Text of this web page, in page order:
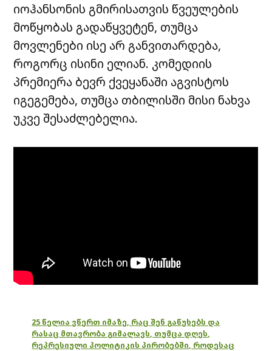
იოჰანსონის გმირისათვის წვეულების
მოწყობას გადაწყვეტენ, თუმცა
მოვლენები ისე არ განვითარდება,
როგორც ისინი ელიან. კომედიის
პრემიერა ბევრ ქვეყანაში აგვისტოს
იგეგემება, თუმცა თბილისში მისი ნახვა
უკვე შესაძლებელია.
25 წელია ვწერთ იმაზე, რაც შენ გაწუხებს და
რასაც მთავრობა გიმალავს, თუმცა დღეს,
რეპრესიული პოლიტიკის პირობებში, როდესაც